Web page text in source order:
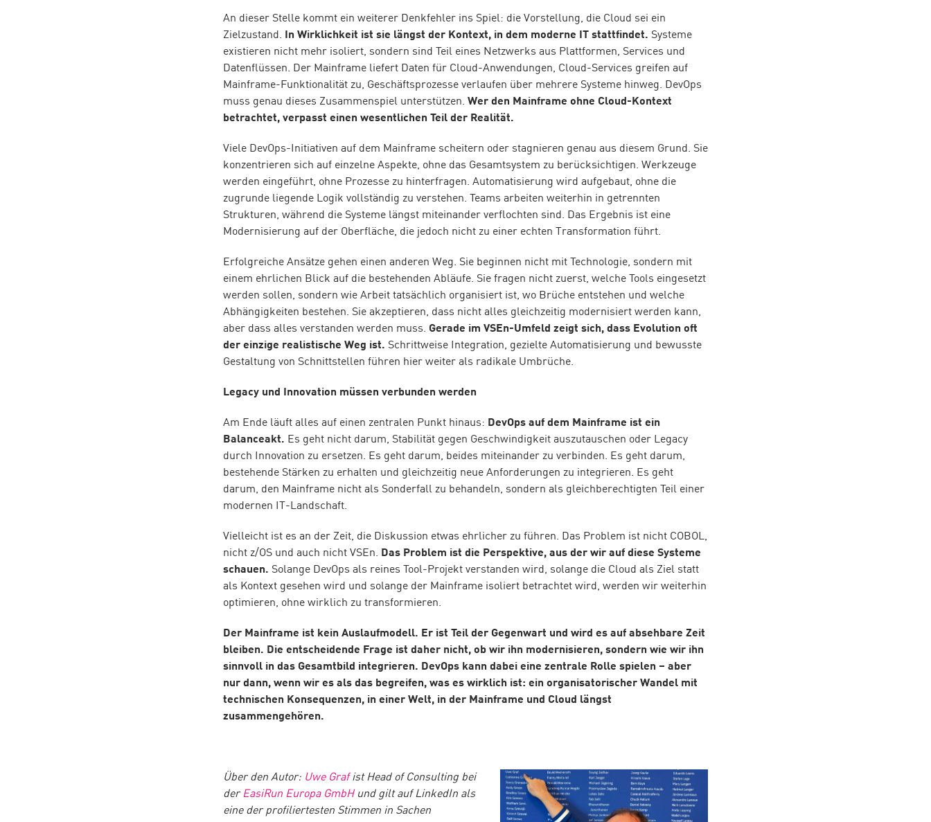
An dieser Stelle kommt ein weiterer Denkfehler ins Spiel: die Vorstellung, die Cloud sei ein
Zielzustand. In Wirklichkeit ist sie längst der Kontext, in dem moderne IT stattfindet. Systeme
existieren nicht mehr isoliert, sondern sind Teil eines Netzwerks aus Plattformen, Services und
Datenflüssen. Der Mainframe liefert Daten für Cloud-Anwendungen, Cloud-Services greifen auf
Mainframe-Funktionalität zu, Geschäftsprozesse verlaufen über mehrere Systeme hinweg. DevOps
muss genau dieses Zusammenspiel unterstützen. Wer den Mainframe ohne Cloud-Kontext
betrachtet, verpasst einen wesentlichen Teil der Realität.
Viele DevOps-Initiativen auf dem Mainframe scheitern oder stagnieren genau aus diesem Grund. Sie
konzentrieren sich auf einzelne Aspekte, ohne das Gesamtsystem zu berücksichtigen. Werkzeuge
werden eingeführt, ohne Prozesse zu hinterfragen. Automatisierung wird aufgebaut, ohne die
zugrunde liegende Logik vollständig zu verstehen. Teams arbeiten weiterhin in getrennten
Strukturen, während die Systeme längst miteinander verflochten sind. Das Ergebnis ist eine
Modernisierung auf der Oberfläche, die jedoch nicht zu einer echten Transformation führt.
Erfolgreiche Ansätze gehen einen anderen Weg. Sie beginnen nicht mit Technologie, sondern mit
einem ehrlichen Blick auf die bestehenden Abläufe. Sie fragen nicht zuerst, welche Tools eingesetzt
werden sollen, sondern wie Arbeit tatsächlich organisiert ist, wo Brüche entstehen und welche
Abhängigkeiten bestehen. Sie akzeptieren, dass nicht alles gleichzeitig modernisiert werden kann,
aber dass alles verstanden werden muss. Gerade im VSEn-Umfeld zeigt sich, dass Evolution oft
der einzige realistische Weg ist. Schrittweise Integration, gezielte Automatisierung und bewusste
Gestaltung von Schnittstellen führen hier weiter als radikale Umbrüche.
Legacy und Innovation müssen verbunden werden
Am Ende läuft alles auf einen zentralen Punkt hinaus: DevOps auf dem Mainframe ist ein
Balanceakt. Es geht nicht darum, Stabilität gegen Geschwindigkeit auszutauschen oder Legacy
durch Innovation zu ersetzen. Es geht darum, beides miteinander zu verbinden. Es geht darum,
bestehende Stärken zu erhalten und gleichzeitig neue Anforderungen zu integrieren. Es geht
darum, den Mainframe nicht als Sonderfall zu behandeln, sondern als gleichberechtigten Teil einer
modernen IT-Landschaft.
Vielleicht ist es an der Zeit, die Diskussion etwas ehrlicher zu führen. Das Problem ist nicht COBOL,
nicht z/OS und auch nicht VSEn. Das Problem ist die Perspektive, aus der wir auf diese Systeme
schauen. Solange DevOps als reines Tool-Projekt verstanden wird, solange die Cloud als Ziel statt
als Kontext gesehen wird und solange der Mainframe isoliert betrachtet wird, werden wir weiterhin
optimieren, ohne wirklich zu transformieren.
Der Mainframe ist kein Auslaufmodell. Er ist Teil der Gegenwart und wird es auf absehbare Zeit
bleiben. Die entscheidende Frage ist daher nicht, ob wir ihn modernisieren, sondern wie wir ihn
sinnvoll in das Gesamtbild integrieren. DevOps kann dabei eine zentrale Rolle spielen – aber
nur dann, wenn wir es als das begreifen, was es wirklich ist: ein organisatorischer Wandel mit
technischen Konsequenzen, in einer Welt, in der Mainframe und Cloud längst
zusammengehören.
Über den Autor: Uwe Grafist Head of Consulting bei
derEasiRun Europa GmbHund gilt auf LinkedIn als
eine der profiliertesten Stimmen in Sachen